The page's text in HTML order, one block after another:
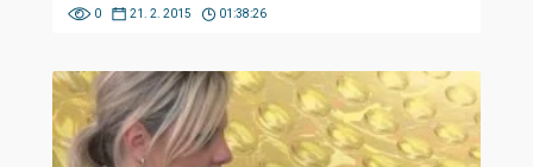
0 21. 2. 2015 01:38:26